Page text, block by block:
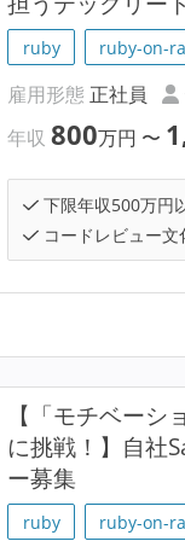
ruby ruby-on-
雇用形態 正社員
年収800万円 〜
下限年収500万円
コードレビュー文
【「モチベー
に挑戦！】自社
ー募集
ruby ruby-on-